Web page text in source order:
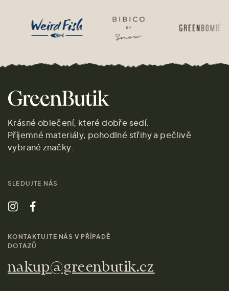
Krásné oblečení, které dobře sedí.
Příjemné materiály, pohodlné střihy a pečlivě
vybrané značky.
SLEDUJTE NÁS
KONTAKTUJTE NÁS V PŘÍPADĚ
DOTAZŮ
nakup@greenbutik.cz